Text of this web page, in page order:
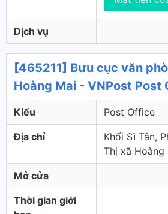
Dịch vụ
[465211] Bưu cục văn
Hoàng Mai - VNPost Post
Kiểu Post Office
Địa chỉ
Khối Sĩ Tân,
Thị xã Hoàng
Mở cửa
Thời gian giới